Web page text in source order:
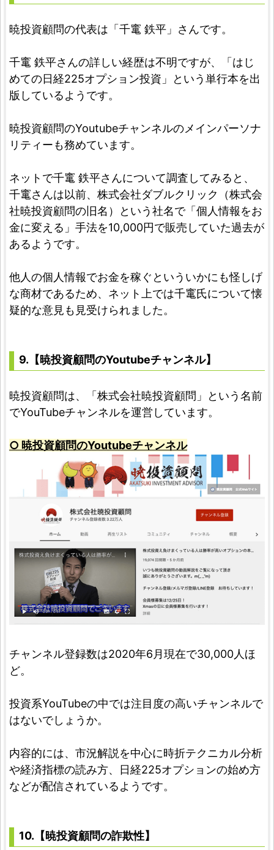
暁投資顧問の代表は「千竃 鉄平」さんです。
千竃 鉄平さんの詳しい経歴は不明ですが、「はじ
めての日経225オプション投資」という単行本を出
版しているようです。
暁投資顧問のYoutubeチャンネルのメインパーソナ
リティーも務めています。
ネットで千竃 鉄平さんについて調査してみると、
千竃さんは以前、株式会社ダブルクリック（株式会
社暁投資顧問の旧名）という社名で「個人情報をお
金に変える」手法を10,000円で販売していた過去が
あるようです。
他人の個人情報でお金を稼ぐといういかにも怪しげ
な商材であるため、ネット上では千竃氏について懐
疑的な意見も見受けられました。
9.【暁投資顧問のYoutubeチャンネル】
暁投資顧問は、「株式会社暁投資顧問」という名前
でYouTubeチャンネルを運営しています。
○ 暁投資顧問のYoutubeチャンネル
チャンネル登録数は2020年6月現在で30,000人ほ
ど。
投資系YouTubeの中では注目度の高いチャンネルで
はないでしょうか。
内容的には、市況解説を中心に時折テクニカル分析
や経済指標の読み方、日経225オプションの始め方
などが配信されているようです。
10.【暁投資顧問の詐欺性】